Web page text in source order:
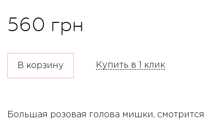
560 грн
В корзину Купить в 1 клик
Большая розовая голова мишки, смотрится